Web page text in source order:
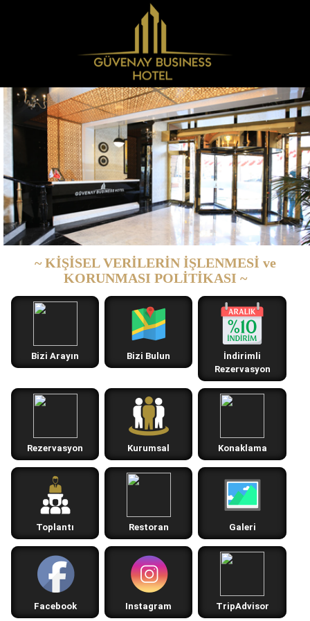
~ KİŞİSEL VERİLERİN İŞLENMESİ ve
KORUNMASI POLİTİKASI ~
Bizi Arayın Bizi Bulun
İndirimli
Rezervasyon
Rezervasyon Kurumsal Konaklama
Toplantı Restoran Galeri
Facebook Instagram TripAdvisor